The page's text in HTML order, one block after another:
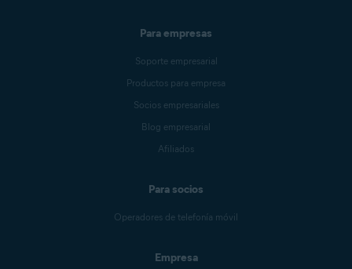
Para empresas
Soporte empresarial
Productos para empresa
Socios empresariales
Blog empresarial
Afiliados
Para socios
Operadores de telefonía móvil
Empresa